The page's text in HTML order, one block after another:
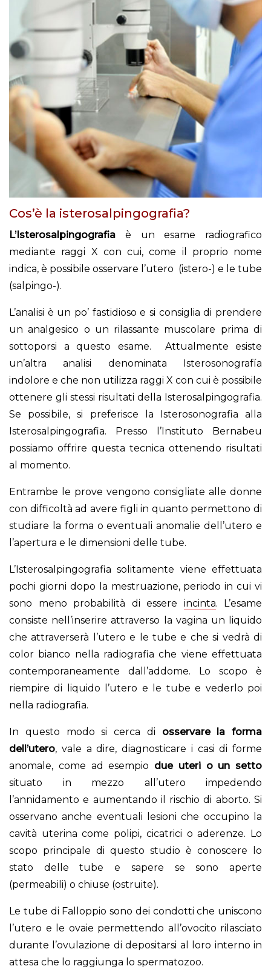
Cos’è la isterosalpingografia?
L’Isterosalpingografia è un esame radiografico
mediante raggi X con cui, come il proprio nome
indica, è possibile osservare l’utero (istero-) e le tube
(salpingo-).
L’analisi è un po’ fastidioso e si consiglia di prendere
un analgesico o un rilassante muscolare prima di
sottoporsi a questo esame. Attualmente esiste
un’altra analisi denominata Isterosonografía
indolore e che non utilizza raggi X con cui è possibile
ottenere gli stessi risultati della Isterosalpingografia.
Se possibile, si preferisce la Isterosonografia alla
Isterosalpingografia. Presso l’Instituto Bernabeu
possiamo offrire questa tecnica ottenendo risultati
al momento.
Entrambe le prove vengono consigliate alle donne
con difficoltà ad avere figli in quanto permettono di
studiare la forma o eventuali anomalie dell’utero e
l’apertura e le dimensioni delle tube.
L’Isterosalpingografia solitamente viene effettuata
pochi giorni dopo la mestruazione, periodo in cui vi
sono meno probabilità di essere incinta. L’esame
consiste nell’inserire attraverso la vagina un liquido
che attraverserà l’utero e le tube e che si vedrà di
color bianco nella radiografia che viene effettuata
contemporaneamente dall’addome. Lo scopo è
riempire di liquido l’utero e le tube e vederlo poi
nella radiografia.
In questo modo si cerca di osservare la forma
dell’utero, vale a dire, diagnosticare i casi di forme
anomale, come ad esempio due uteri o un setto
situato in mezzo all’utero impedendo
l’annidamento e aumentando il rischio di aborto. Si
osservano anche eventuali lesioni che occupino la
cavità uterina come polipi, cicatrici o aderenze. Lo
scopo principale di questo studio è conoscere lo
stato delle tube e sapere se sono aperte
(permeabili) o chiuse (ostruite).
Le tube di Falloppio sono dei condotti che uniscono
l’utero e le ovaie permettendo all’ovocito rilasciato
durante l’ovulazione di depositarsi al loro interno in
attesa che lo raggiunga lo spermatozoo.